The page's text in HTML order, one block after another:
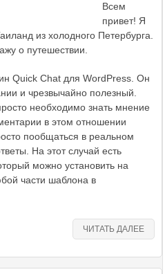
Всем
привет! Я
из холодного Петербурга.
о путешествии.
Quick Chat для WordPress. Он
и чрезвычайно полезный.
необходимо знать мнение
в этом отношении
пообщаться в реальном
На этот случай есть
можно установить на
части шаблона в
ЧИТАТЬ ДАЛЕЕ